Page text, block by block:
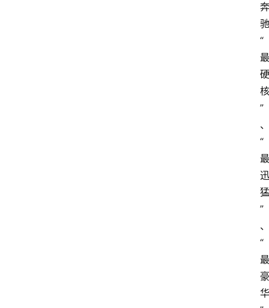
奔
驰
“
最
硬
核
”
、
“
最
迅
猛
”
、
“
最
豪
华